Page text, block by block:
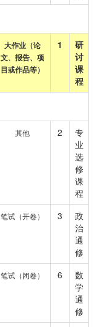
大作业（论
文、报告、项
目或作品等）
1
研
讨
课
程
其他 2
专
业
选
修
课
程
笔试（开卷） 3
政
治
通
修
笔试（闭卷） 6
数
学
通
修